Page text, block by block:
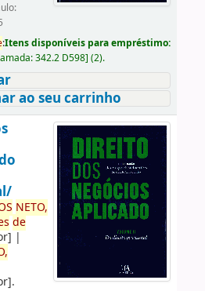
:Itens disponíveis para empréstimo:
342.2 D598] (2).
ao seu carrinho
NETO,
de
|
.